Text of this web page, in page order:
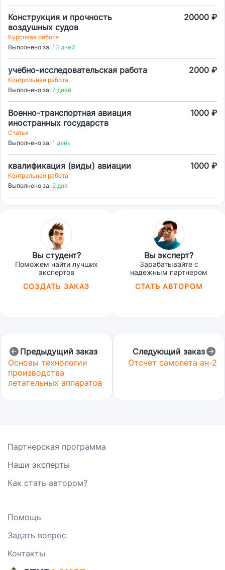
Конструкция и прочность
воздушных судов
20000 ₽
Курсовая работа
Выполнено за: 13 дней
учебно-исследовательская работа 2000 ₽
Контрольная работа
Выполнено за: 7 дней
Военно-транспортная авиация
иностранных государств
1000 ₽
Статья
Выполнено за: 1 день
квалификация (виды) авиации 1000 ₽
Контрольная работа
Выполнено за: 2 дня
Вы студент?
Поможем найти лучших
экспертов
СОЗДАТЬ ЗАКАЗ
Вы эксперт?
Зарабатывайте с
надежным партнером
СТАТЬ АВТОРОМ
Предыдущий заказ
Основы технологии
производства
летательных аппаратов
Следующий заказ
Отсчет самолета ан-2
Партнерская программа
Наши эксперты
Как стать автором?
Помощь
Задать вопрос
Контакты